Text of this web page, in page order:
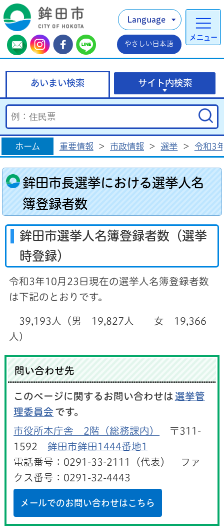
メニュー
Language
やさしい日本語
あいまい検索 サイト内検索
ホーム 重要情報 > 市政情報 > 選挙 > 令和3
鉾田市長選挙における選挙人名
簿登録者数
鉾田市選挙人名簿登録者数（選挙
時登録）
令和3年10月23日現在の選挙人名簿登録者数
は下記のとおりです。
39,193人（男 19,827人 女 19,366
人）
問い合わせ先
このページに関するお問い合わせは 選挙管
理委員会 です。
市役所本庁舎 2階（総務課内）
〒311-
1592 鉾田市鉾田1444番地1
電話番号：0291-33-2111（代表） ファ
クス番号：0291-32-4443
メールでのお問い合わせはこちら